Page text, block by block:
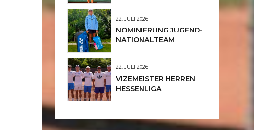
22. JULI 2026
NOMINIERUNG JUGEND-
NATIONALTEAM
22. JULI 2026
VIZEMEISTER HERREN
HESSENLIGA